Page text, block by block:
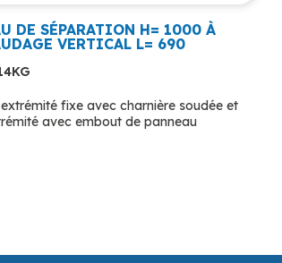
DE SÉPARATION H= 1000 À
VERTICAL L= 690
fixe avec charnière soudée et
avec embout de panneau